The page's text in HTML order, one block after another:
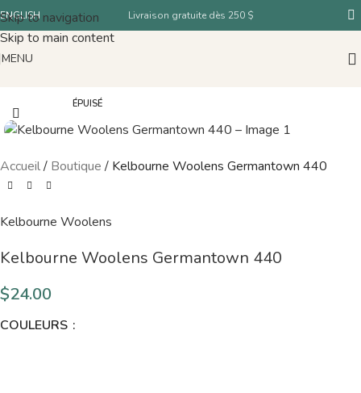
Skip to navigation
Skip to main content
ENGLISH Livraison gratuite dès 250 $
MENU
ÉPUISÉ
Accueil/ Boutique / Kelbourne Woolens Germantown 440
Kelbourne Woolens
Kelbourne Woolens Germantown 440
$24.00
COULEURS